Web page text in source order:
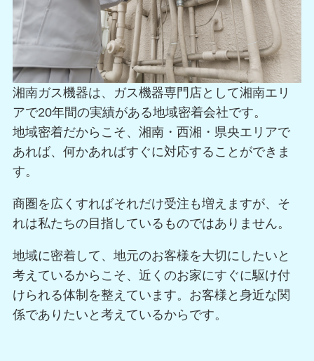
湘南ガス機器は、ガス機器専門店として湘南エリ
アで20年間の実績がある地域密着会社です。
地域密着だからこそ、湘南・西湘・県央エリアで
あれば、何かあればすぐに対応することができま
す。
商圏を広くすればそれだけ受注も増えますが、そ
れは私たちの目指しているものではありません。
地域に密着して、地元のお客様を大切にしたいと
考えているからこそ、近くのお家にすぐに駆け付
けられる体制を整えています。お客様と身近な関
係でありたいと考えているからです。